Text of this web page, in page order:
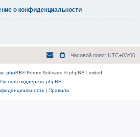
о конфиденциальности
Часовой пояс: UTC+03:00
phpBB® Forum Software © phpBB Limited
Русская поддержка phpBB
| Правила